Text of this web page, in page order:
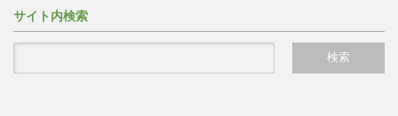
サイト内検索